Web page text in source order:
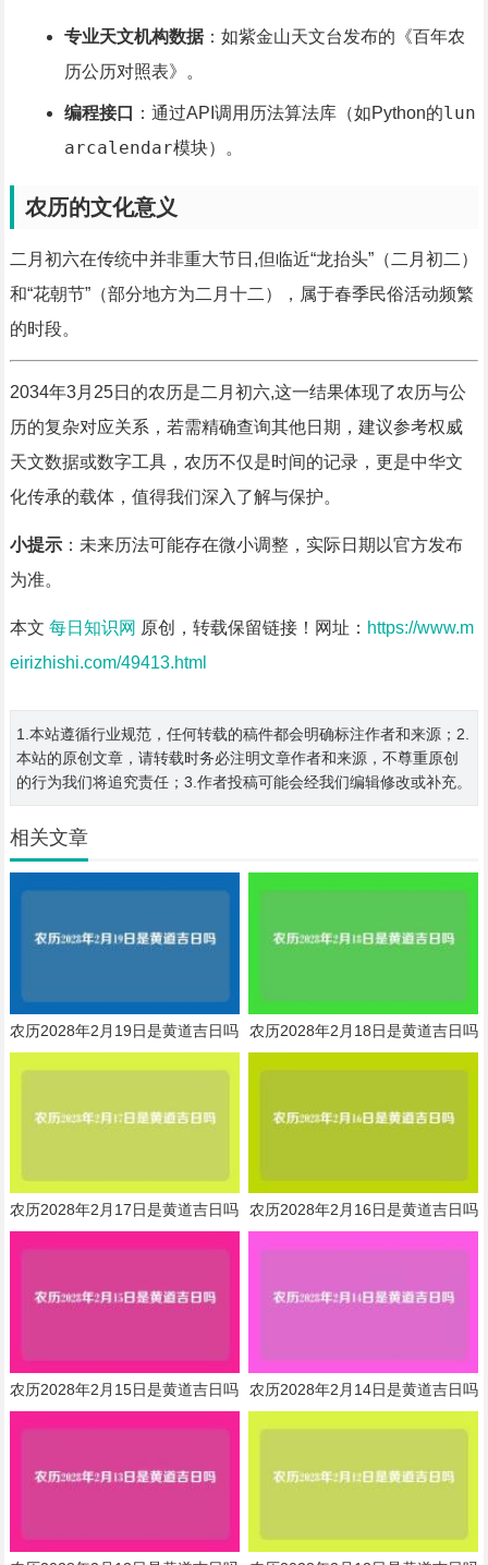
专业天文机构数据：如紫金山天文台发布的《百年农
历公历对照表》。
编程接口 ：通过API调用历法算法库（如Python的lun
arcalendar模块）。
农历的文化意义
二月初六在传统中并非重大节日,但临近“龙抬头”（二月初二）
和“花朝节”（部分地方为二月十二），属于春季民俗活动频繁
的时段。
2034年3月25日的农历是二月初六,这一结果体现了农历与公
历的复杂对应关系，若需精确查询其他日期，建议参考权威
天文数据或数字工具，农历不仅是时间的记录，更是中华文
化传承的载体，值得我们深入了解与保护。
小提示：未来历法可能存在微小调整，实际日期以官方发布
为准。
本文 每日知识网 原创，转载保留链接！网址： https://www.m
eirizhishi.com/49413.html
1.本站遵循行业规范，任何转载的稿件都会明确标注作者和来源；2.
本站的原创文章，请转载时务必注明文章作者和来源，不尊重原创
的行为我们将追究责任；3.作者投稿可能会经我们编辑修改或补充。
相关文章
农历2028年2月19日是黄道吉日吗 农历2028年2月18日是黄道吉日吗
农历2028年2月17日是黄道吉日吗 农历2028年2月16日是黄道吉日吗
农历2028年2月15日是黄道吉日吗 农历2028年2月14日是黄道吉日吗